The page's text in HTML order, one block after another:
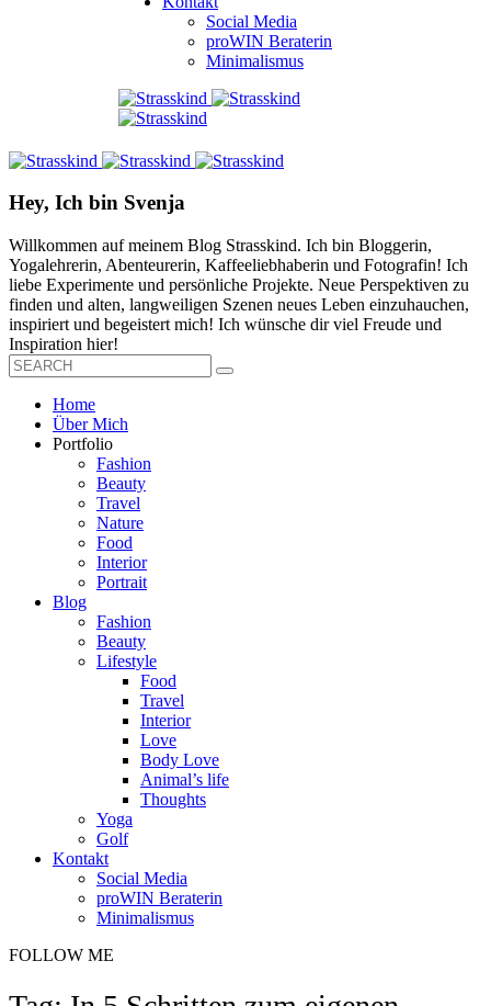
Social Media
proWIN Beraterin
Minimalismus
Hey, Ich bin Svenja
Willkommen auf meinem Blog Strasskind. Ich bin Bloggerin,
Yogalehrerin, Abenteurerin, Kaffeeliebhaberin und Fotografin! Ich
liebe Experimente und persönliche Projekte. Neue Perspektiven zu
finden und alten, langweiligen Szenen neues Leben einzuhauchen,
inspiriert und begeistert mich! Ich wünsche dir viel Freude und
Inspiration hier!
Home
Über Mich
Portfolio
Fashion
Beauty
Travel
Nature
Food
Interior
Portrait
Blog
Fashion
Beauty
Lifestyle
Food
Travel
Interior
Love
Body Love
Animal’s life
Thoughts
Yoga
Golf
Kontakt
Social Media
proWIN Beraterin
Minimalismus
FOLLOW ME